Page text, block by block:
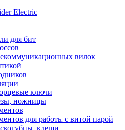
Electric
для бит
вилок
ключи
ножницы
для работы с витой парой
клещи